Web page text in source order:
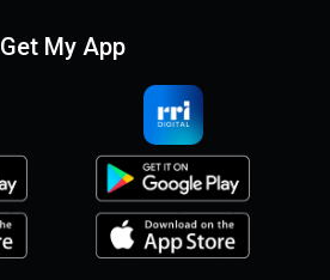
Get My App